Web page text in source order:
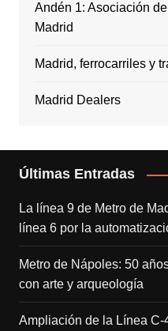
Andén 1: Asociación
Madrid
Madrid, ferrocarriles y
Madrid Dealers
Últimas Entradas
La línea 9 de Metro de
línea 6 por la
Metro de Nápoles: 50
con arte y arqueología
Ampliación de la Línea C-